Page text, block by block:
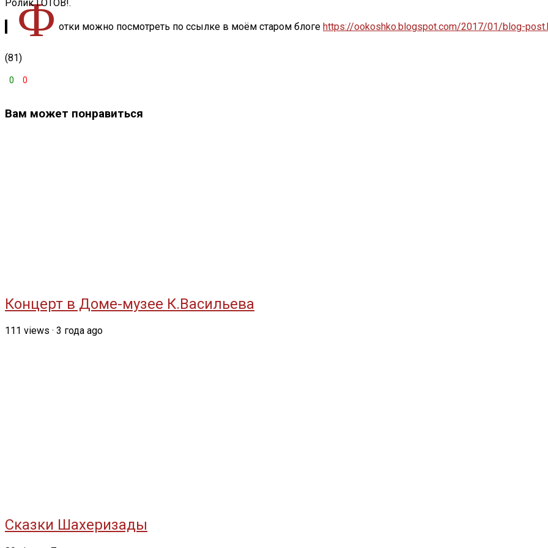
Ролик ГОТОВ!.
Ф отки можно посмотреть по ссылке в моём старом блоге https://ookoshko.blogspot.com/2017/01/blog-
(81)
0 0
Вам может понравиться
Концерт в Доме-музее К.Васильева
111 views · 3 года ago
Сказки Шахеризады